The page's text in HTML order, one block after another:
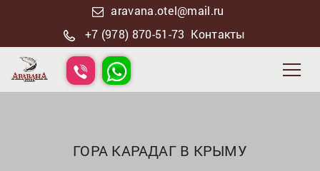
aravana.otel@mail.ru
+7 (978) 870-51-73 Контакты
ГОРА КАРАДАГ В КРЫМУ